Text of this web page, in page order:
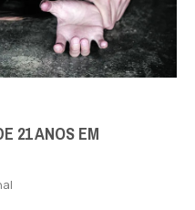
21 ANOS EM